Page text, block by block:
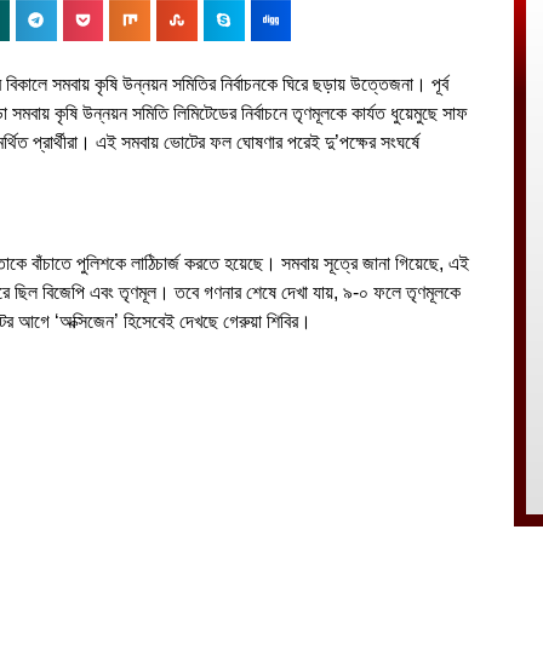
সমবায় কৃষি উন্নয়ন সমিতির নির্বাচনকে ঘিরে ছড়ায় উত্তেজনা। পূর্ব
সমবায় কৃষি উন্নয়ন সমিতি লিমিটেডের নির্বাচনে তৃণমূলকে কার্যত ধুয়েমুছে সাফ
প্রার্থীরা। এই সমবায় ভোটের ফল ঘোষণার পরেই দু’পক্ষের সংঘর্ষে
বাঁচাতে পুলিশকে লাঠিচার্জ করতে হয়েছে। সমবায় সূত্রে জানা গিয়েছে, এই
ছিল বিজেপি এবং তৃণমূল। তবে গণনার শেষে দেখা যায়, ৯-০ ফলে তৃণমূলকে
‘অক্সিজেন’ হিসেবেই দেখছে গেরুয়া শিবির।